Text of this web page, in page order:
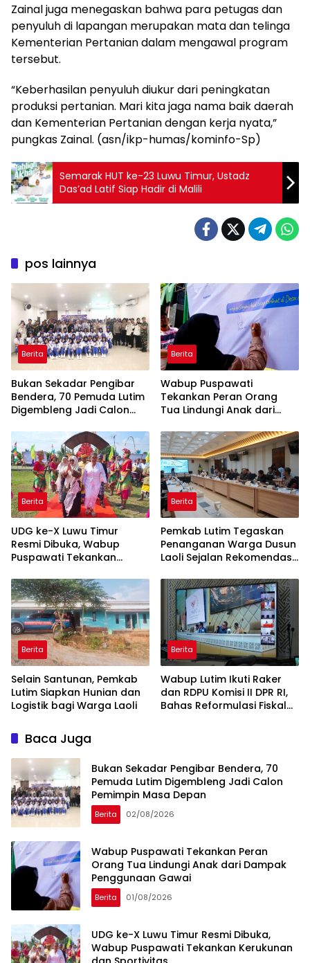
Zainal juga menegaskan bahwa para petugas dan
penyuluh di lapangan merupakan mata dan telinga
Kementerian Pertanian dalam mengawal program
tersebut.
“Keberhasilan penyuluh diukur dari peningkatan
produksi pertanian. Mari kita jaga nama baik daerah
dan Kementerian Pertanian dengan kerja nyata,”
pungkas Zainal. (asn/ikp-humas/kominfo-Sp)
Semarak HUT ke-23 Luwu Timur, Ustadz
Das’ad Latif Siap Hadir di Malili
pos lainnya
Berita
‎Bukan Sekadar Pengibar
Bendera, 70 Pemuda Lutim
Digembleng Jadi Calon
Berita
Wabup Puspawati
Tekankan Peran Orang
Tua Lindungi Anak dari
Gawai
Berita
UDG ke-X Luwu Timur
Resmi Dibuka, Wabup
Puspawati Tekankan
Berita
Pemkab Lutim Tegaskan
Penanganan Warga Dusun
Laoli Sejalan Rekomendasi
Berita
Selain Santunan, Pemkab
Lutim Siapkan Hunian dan
Logistik bagi Warga Laoli
Berita
Wabup Lutim Ikuti Raker
dan RDPU Komisi II DPR RI,
Bahas Reformulasi Fiskal
Baca Juga
‎Bukan Sekadar Pengibar Bendera, 70
Pemuda Lutim Digembleng Jadi Calon
Pemimpin Masa Depan
Berita 02/08/2026
Wabup Puspawati Tekankan Peran
Orang Tua Lindungi Anak dari Dampak
Penggunaan Gawai
Berita 01/08/2026
UDG ke-X Luwu Timur Resmi Dibuka,
Wabup Puspawati Tekankan Kerukunan